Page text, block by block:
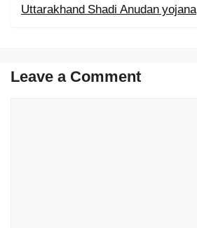
Uttarakhand Shadi Anudan yojana
Leave a Comment